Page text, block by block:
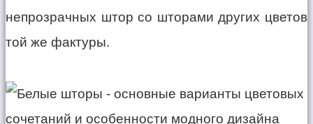
непрозрачных штор со шторами других цветов
той же фактуры.